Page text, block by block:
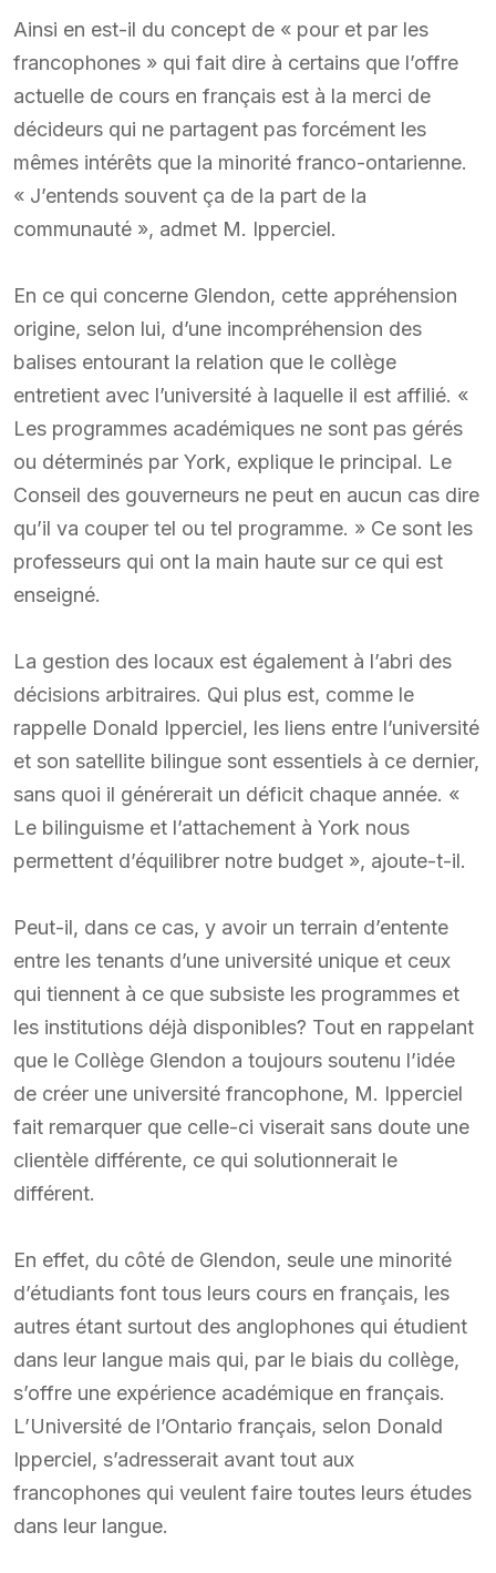
Ainsi en est-il du concept de « pour et par les
francophones » qui fait dire à certains que l’offre
actuelle de cours en français est à la merci de
décideurs qui ne partagent pas forcément les
mêmes intérêts que la minorité franco-ontarienne.
« J’entends souvent ça de la part de la
communauté », admet M. Ipperciel.
En ce qui concerne Glendon, cette appréhension
origine, selon lui, d’une incompréhension des
balises entourant la relation que le collège
entretient avec l’université à laquelle il est affilié. «
Les programmes académiques ne sont pas gérés
ou déterminés par York, explique le principal. Le
Conseil des gouverneurs ne peut en aucun cas dire
qu’il va couper tel ou tel programme. » Ce sont les
professeurs qui ont la main haute sur ce qui est
enseigné.
La gestion des locaux est également à l’abri des
décisions arbitraires. Qui plus est, comme le
rappelle Donald Ipperciel, les liens entre l’université
et son satellite bilingue sont essentiels à ce dernier,
sans quoi il générerait un déficit chaque année. «
Le bilinguisme et l’attachement à York nous
permettent d’équilibrer notre budget », ajoute-t-il.
Peut-il, dans ce cas, y avoir un terrain d’entente
entre les tenants d’une université unique et ceux
qui tiennent à ce que subsiste les programmes et
les institutions déjà disponibles? Tout en rappelant
que le Collège Glendon a toujours soutenu l’idée
de créer une université francophone, M. Ipperciel
fait remarquer que celle-ci viserait sans doute une
clientèle différente, ce qui solutionnerait le
différent.
En effet, du côté de Glendon, seule une minorité
d’étudiants font tous leurs cours en français, les
autres étant surtout des anglophones qui étudient
dans leur langue mais qui, par le biais du collège,
s’offre une expérience académique en français.
L’Université de l’Ontario français, selon Donald
Ipperciel, s’adresserait avant tout aux
francophones qui veulent faire toutes leurs études
dans leur langue.